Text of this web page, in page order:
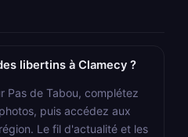
libertins à Clamecy ?
Pas de Tabou, complétez
puis accédez aux
Le fil d'actualité et les